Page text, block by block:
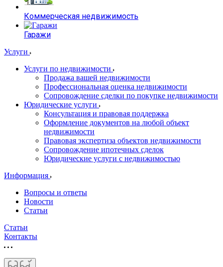
Коммерческая недвижимость
Гаражи
Услуги
Услуги по недвижимости
Продажа вашей недвижимости
Профессиональная оценка недвижимости
Сопровождение сделки по покупке недвижимости
Юридические услуги
Консультация и правовая поддержка
Оформление документов на любой объект
недвижимости
Правовая экспертиза объектов недвижимости
Сопровождение ипотечных сделок
Юридические услуги с недвижимостью
Информация
Вопросы и ответы
Новости
Статьи
Статьи
Контакты